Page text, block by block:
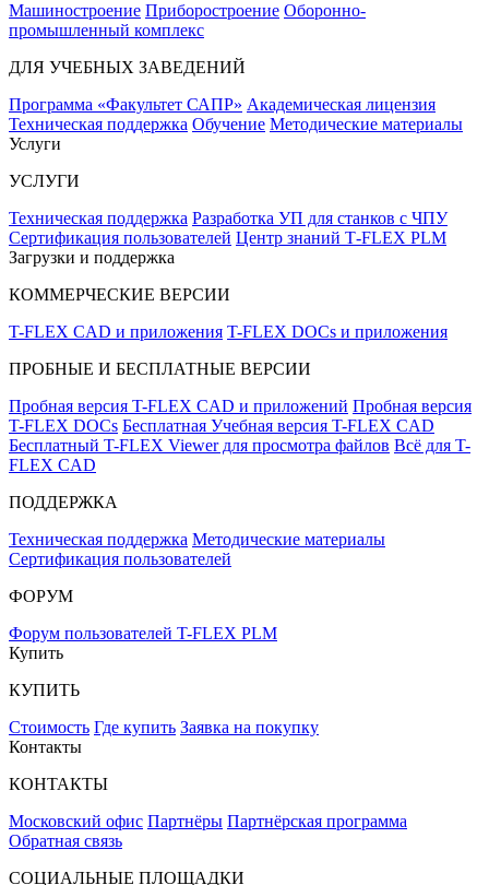
Машиностроение Приборостроение Оборонно-
промышленный комплекс
ДЛЯ УЧЕБНЫХ ЗАВЕДЕНИЙ
Программа «Факультет САПР» Академическая лицензия
Техническая поддержка Обучение Методические материалы
Услуги
УСЛУГИ
Техническая поддержка Разработка УП для станков с ЧПУ
Сертификация пользователей Центр знаний T‑FLEX PLM
Загрузки и поддержка
КОММЕРЧЕСКИЕ ВЕРСИИ
T-FLEX CAD и приложения T-FLEX DOCs и приложения
ПРОБНЫЕ И БЕСПЛАТНЫЕ ВЕРСИИ
Пробная версия T-FLEX CAD и приложений Пробная версия
T-FLEX DOCs Бесплатная Учебная версия T-FLEX CAD
Бесплатный T-FLEX Viewer для просмотра файлов Всё для T-
FLEX CAD
ПОДДЕРЖКА
Техническая поддержка Методические материалы
Сертификация пользователей
ФОРУМ
Форум пользователей T-FLEX PLM
Купить
КУПИТЬ
Стоимость Где купить Заявка на покупку
Контакты
КОНТАКТЫ
Московский офис Партнёры Партнёрская программа
Обратная связь
СОЦИАЛЬНЫЕ ПЛОЩАДКИ